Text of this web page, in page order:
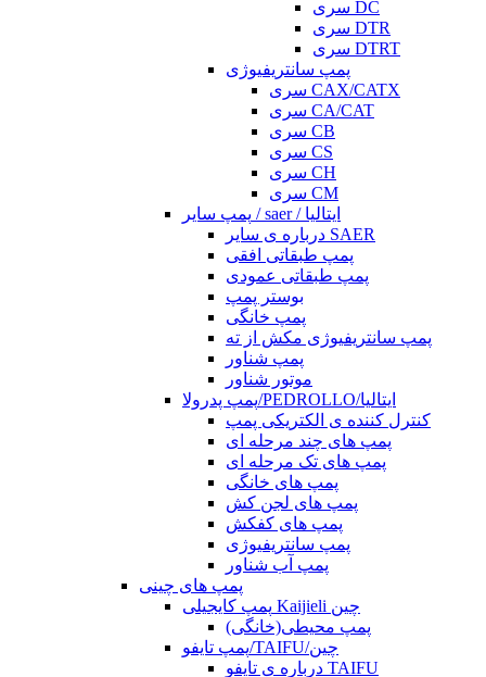
سری DC
سری DTR
سری DTRT
پمپ سانتریفیوژی
سری CAX/CATX
سری CA/CAT
سری CB
سری CS
سری CH
سری CM
پمپ سایر / saer / ایتالیا
درباره ی سایر SAER
پمپ طبقاتی افقی
پمپ طبقاتی عمودی
بوستر پمپ
پمپ خانگی
پمپ سانتریفیوژی مکش از ته
پمپ شناور
موتور شناور
پمپ پدرولا/PEDROLLO/ایتالیا
کنترل کننده ی الکتریکی پمپ
پمپ های چند مرحله ای
پمپ های تک مرحله ای
پمپ های خانگی
پمپ های لجن کش
پمپ های کفکش
پمپ سانتریفیوژی
پمپ آب شناور
پمپ های چینی
پمپ کایجیلی Kaijieli چین
پمپ محیطی(خانگی)
پمپ تایفو/TAIFU/چین
درباره ی تایفو TAIFU